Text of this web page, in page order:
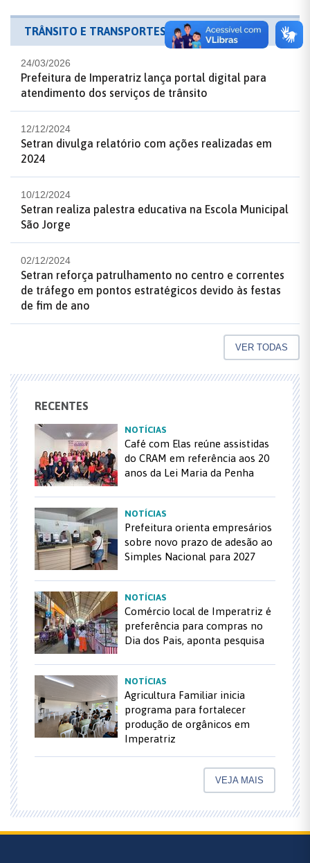
TRÂNSITO E TRANSPORTES
24/03/2026
Prefeitura de Imperatriz lança portal digital para
atendimento dos serviços de trânsito
12/12/2024
Setran divulga relatório com ações realizadas em
2024
10/12/2024
Setran realiza palestra educativa na Escola Municipal
São Jorge
02/12/2024
Setran reforça patrulhamento no centro e correntes
de tráfego em pontos estratégicos devido às festas
de fim de ano
VER TODAS
RECENTES
NOTÍCIAS
Café com Elas reúne assistidas
do CRAM em referência aos 20
anos da Lei Maria da Penha
NOTÍCIAS
Prefeitura orienta empresários
sobre novo prazo de adesão ao
Simples Nacional para 2027
NOTÍCIAS
Comércio local de Imperatriz é
preferência para compras no
Dia dos Pais, aponta pesquisa
NOTÍCIAS
Agricultura Familiar inicia
programa para fortalecer
produção de orgânicos em
Imperatriz
VEJA MAIS